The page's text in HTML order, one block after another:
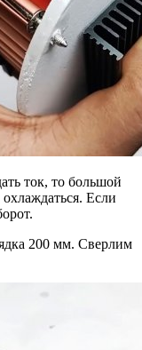
ток, то большой
охлаждаться. Если
200 мм. Сверлим